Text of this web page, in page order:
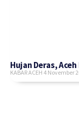
Hujan Deras,
KABAR ACEH 4 November